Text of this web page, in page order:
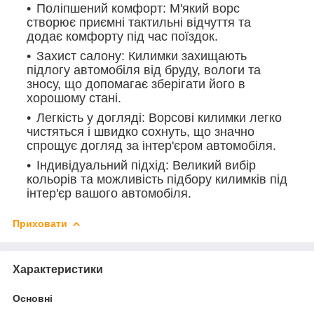
Поліпшений комфорт: М'який ворс
створює приємні тактильні відчуття та
додає комфорту під час поїздок.
Захист салону: Килимки захищають
підлогу автомобіля від бруду, вологи та
зносу, що допомагає зберігати його в
хорошому стані.
Легкість у догляді: Ворсові килимки легко
чистяться і швидко сохнуть, що значно
спрощує догляд за інтер'єром автомобіля.
Індивідуальний підхід: Великий вибір
кольорів та можливість підбору килимків під
інтер'єр вашого автомобіля.
Приховати
Характеристики
Основні